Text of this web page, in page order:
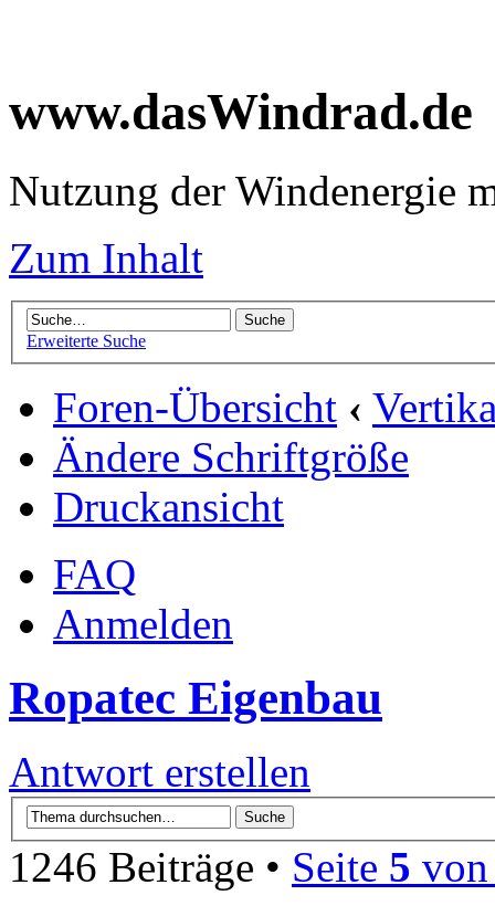
www.dasWindrad.de
Nutzung der Windenergie
Zum Inhalt
Erweiterte Suche
Foren-Übersicht ‹
Ändere Schriftgröße
Druckansicht
FAQ
Anmelden
Ropatec Eigenbau
Antwort erstellen
1246 Beiträge • Seite 5